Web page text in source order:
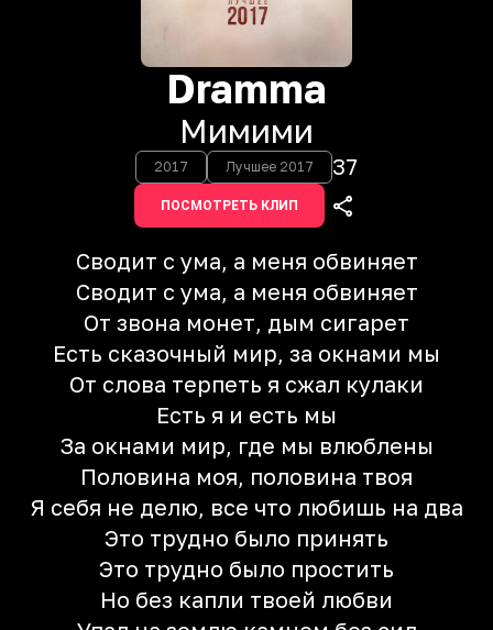
Dramma
Мимими
2017 Лучшее 2017 37
ПОСМОТРЕТЬ КЛИП
Сводит с ума, а меня обвиняет
Сводит с ума, а меня обвиняет
От звона монет, дым сигарет
Есть сказочный мир, за окнами мы
От слова терпеть я сжал кулаки
Есть я и есть мы
За окнами мир, где мы влюблены
Половина моя, половина твоя
Я себя не делю, все что любишь на два
Это трудно было принять
Это трудно было простить
Но без капли твоей любви